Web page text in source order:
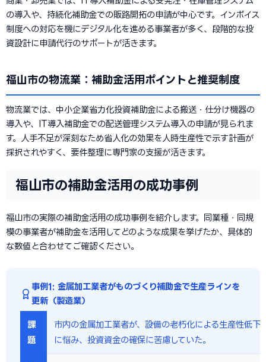
の導入や、持続化補助金での販路開拓の申請が中心です。インボイス
制度への対応を機にデジタル化を進める事業者が多く、段階的な投
資設計に申請代行のサポートが活きます。
福山市の物流業：補助金活用ポイントと推奨制度
物流業では、中小企業省力化投資補助金による搬送・仕分け機器の
導入や、IT導入補助金での配送管理システム導入の申請が見られま
す。人手不足が深刻なため省人化の効果を人時生産性で示す計画が
採択されやすく、要件整理に専門家の支援が活きます。
福山市の補助金活用の成功事例
福山市の実際の補助金活用の成功事例を紹介します。同業種・同規
模の事業者が補助金を活用してどのような成果を挙げたか、具体的
な数値と合わせてご確認ください。
事例1: 金属加工業者がものづくり補助金で生産ラインを
更新（製造業）
課
題
市内の金属加工業者が、設備の老朽化による生産性低下
に悩み、投資資金の確保に苦慮していた。